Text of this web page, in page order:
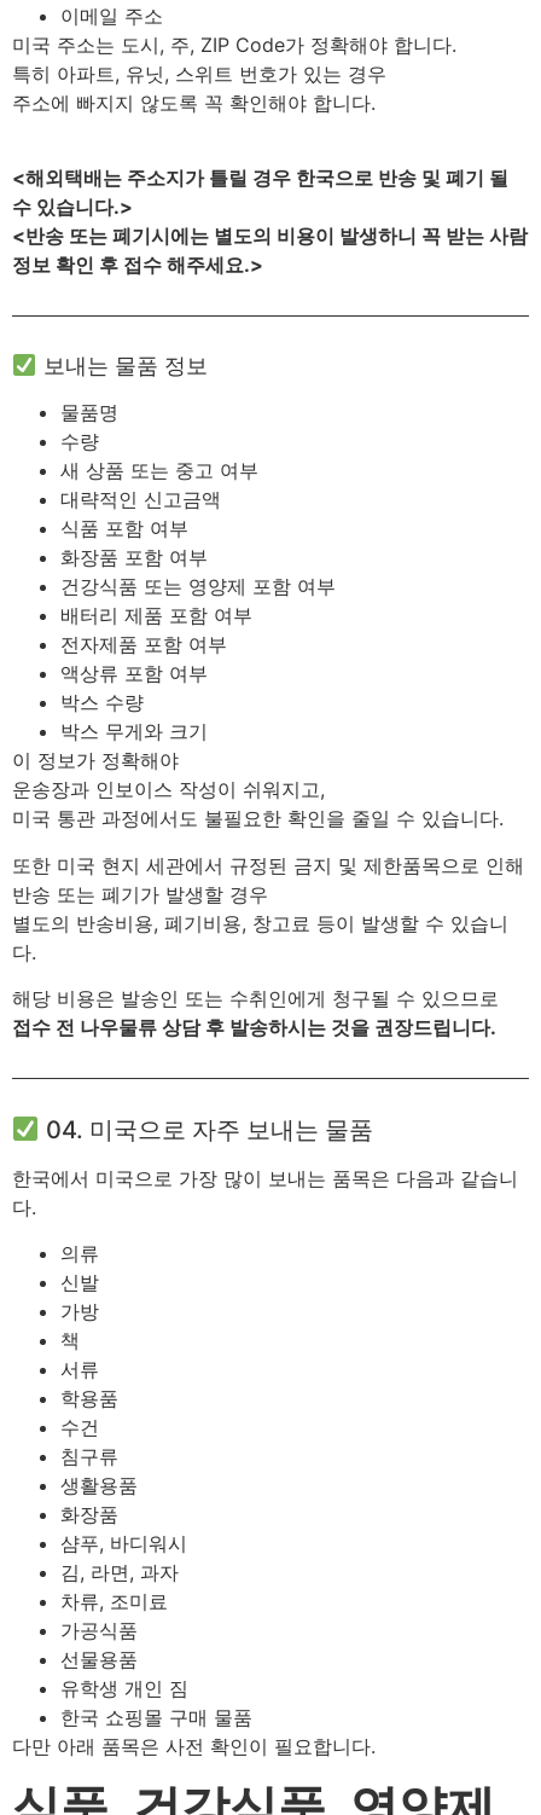
이메일 주소
미국 주소는 도시, 주, ZIP Code가 정확해야 합니다.
특히 아파트, 유닛, 스위트 번호가 있는 경우
주소에 빠지지 않도록 꼭 확인해야 합니다.
<해외택배는 주소지가 틀릴 경우 한국으로 반송 및 폐기 될
수 있습니다.>
<반송 또는 폐기시에는 별도의 비용이 발생하니 꼭 받는 사람
정보 확인 후 접수 해주세요.>
보내는 물품 정보
물품명
수량
새 상품 또는 중고 여부
대략적인 신고금액
식품 포함 여부
화장품 포함 여부
건강식품 또는 영양제 포함 여부
배터리 제품 포함 여부
전자제품 포함 여부
액상류 포함 여부
박스 수량
박스 무게와 크기
이 정보가 정확해야
운송장과 인보이스 작성이 쉬워지고,
미국 통관 과정에서도 불필요한 확인을 줄일 수 있습니다.
또한 미국 현지 세관에서 규정된 금지 및 제한품목으로 인해
반송 또는 폐기가 발생할 경우
별도의 반송비용, 폐기비용, 창고료 등이 발생할 수 있습니
다.
해당 비용은 발송인 또는 수취인에게 청구될 수 있으므로
접수 전 나우물류 상담 후 발송하시는 것을 권장드립니다.
04. 미국으로 자주 보내는 물품
한국에서 미국으로 가장 많이 보내는 품목은 다음과 같습니
다.
의류
신발
가방
책
서류
학용품
수건
침구류
생활용품
화장품
샴푸, 바디워시
김, 라면, 과자
차류, 조미료
가공식품
선물용품
유학생 개인 짐
한국 쇼핑몰 구매 물품
다만 아래 품목은 사전 확인이 필요합니다.